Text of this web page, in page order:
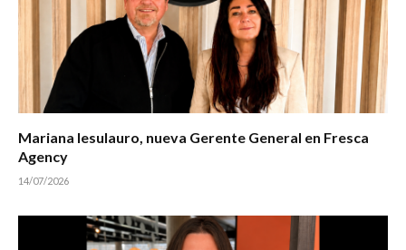
Mariana Iesulauro, nueva Gerente General en Fresca
Agency
14/07/2026